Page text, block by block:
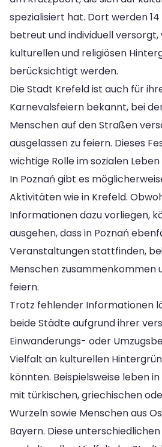
spezialisiert hat. Dort werden
betreut und individuell versorgt,
kulturellen und religiösen
berücksichtigt werden.
Die Stadt Krefeld ist auch für
Karnevalsfeiern bekannt, bei
Menschen auf den Straßen
ausgelassen zu feiern. Dieses
wichtige Rolle im sozialen
In Poznań gibt es
Aktivitäten wie in Krefeld.
Informationen dazu vorliegen,
ausgehen, dass in Poznań
Veranstaltungen stattfinden,
Menschen zusammenkommen
feiern.
Trotz fehlender Informationen
beide Städte aufgrund ihrer
Einwanderungs- oder
Vielfalt an kulturellen
könnten. Beispielsweise leben
mit türkischen, griechischen
Wurzeln sowie Menschen aus
Bayern. Diese